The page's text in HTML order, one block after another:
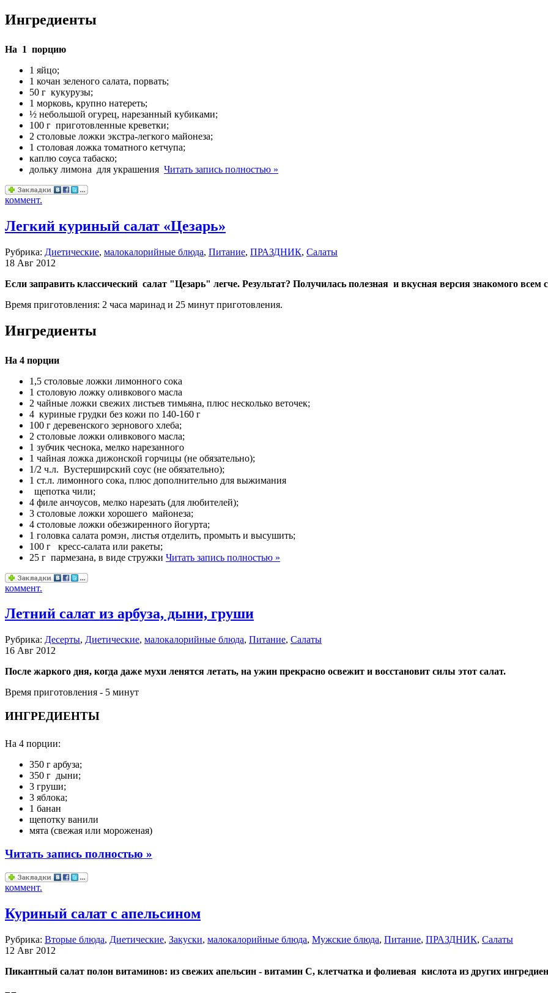
Ингредиенты
На 1 порцию
1 яйцо;
1 кочан зеленого салата, порвать;
50 г кукурузы;
1 морковь, крупно натереть;
½ небольшой огурец, нарезанный кубиками;
100 г приготовленные креветки;
2 столовые ложки экстра-легкого майонеза;
1 столовая ложка томатного кетчупа;
каплю соуса табаско;
дольку лимона для украшения Читать запись полностью »
коммент.
Легкий куриный салат «Цезарь»
Рубрика: Диетические, малокалорийные блюда, Питание, ПРАЗДНИК, Салаты
18 Авг 2012
Если заправить классический салат "Цезарь" легче. Результат? Получилась полезная и вкусная версия знакомого всем
Время приготовления: 2 часа маринад и 25 минут приготовления.
Ингредиенты
На 4 порции
1,5 столовые ложки лимонного сока
1 столовую ложку оливкового масла
2 чайные ложки свежих листьев тимьяна, плюс несколько веточек;
4 куриные грудки без кожи по 140-160 г
100 г деревенского зернового хлеба;
2 столовые ложки оливкового масла;
1 зубчик чеснока, мелко нарезанного
1 чайная ложка дижонской горчицы (не обязательно);
1/2 ч.л. Вустерширский соус (не обязательно);
1 ст.л. лимонного сока, плюс дополнительно для выжимания
щепотка чили;
4 филе анчоусов, мелко нарезать (для любителей);
3 столовые ложки хорошего майонеза;
4 столовые ложки обезжиренного йогурта;
1 головка салата ромэн, листья отделить, промыть и высушить;
100 г кресс-салата или ракеты;
25 г пармезана, в виде стружки Читать запись полностью »
коммент.
Летний салат из арбуза, дыни, груши
Рубрика: Десерты, Диетические, малокалорийные блюда, Питание, Салаты
16 Авг 2012
После жаркого дня, когда даже мухи ленятся летать, на ужин прекрасно освежит и восстановит силы этот салат.
Время приготовления - 5 минут
ИНГРЕДИЕНТЫ
На 4 порции:
350 г арбуза;
350 г дыни;
3 груши;
3 яблока;
1 банан
щепотку ванили
мята (свежая или мороженая)
Читать запись полностью »
коммент.
Куриный салат с апельсином
Рубрика: Вторые блюда, Диетические, Закуски, малокалорийные блюда, Мужские блюда, Питание, ПРАЗДНИК, Салаты
12 Авг 2012
Пикантный салат полон витаминов: из свежих апельсин - витамин С, клетчатка и фолиевая кислота из других